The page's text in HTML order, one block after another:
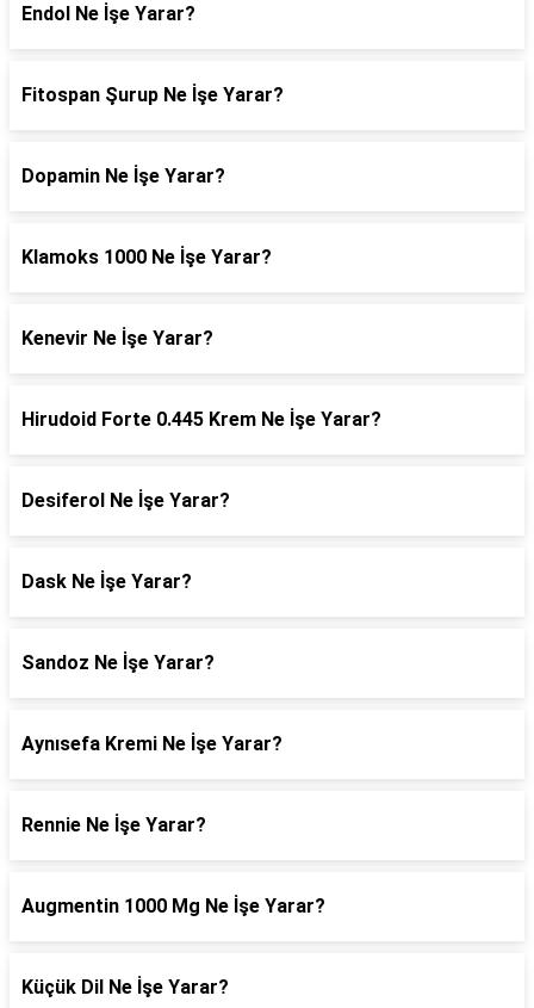
Endol Ne İşe Yarar?
Fitospan Şurup Ne İşe Yarar?
Dopamin Ne İşe Yarar?
Klamoks 1000 Ne İşe Yarar?
Kenevir Ne İşe Yarar?
Hirudoid Forte 0.445 Krem Ne İşe Yarar?
Desiferol Ne İşe Yarar?
Dask Ne İşe Yarar?
Sandoz Ne İşe Yarar?
Aynısefa Kremi Ne İşe Yarar?
Rennie Ne İşe Yarar?
Augmentin 1000 Mg Ne İşe Yarar?
Küçük Dil Ne İşe Yarar?